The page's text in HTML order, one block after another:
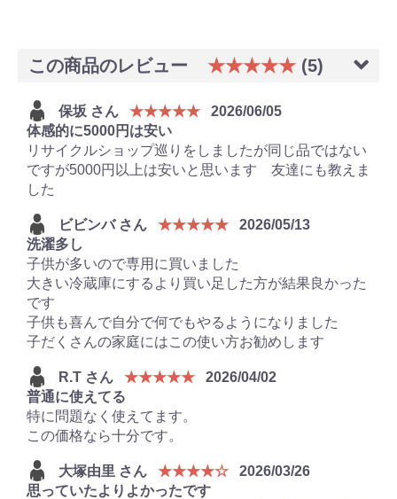
この商品のレビュー ★★★★★ (5)
保坂 さん ★★★★★
2026/06/05
体感的に5000円は安い
リサイクルショップ巡りをしましたが同じ品ではない
ですが5000円以上は安いと思います 友達にも教えま
した
ビビンバ さん ★★★★★
2026/05/13
洗濯多し
子供が多いので専用に買いました
大きい冷蔵庫にするより買い足した方が結果良かった
です
子供も喜んで自分で何でもやるようになりました
子だくさんの家庭にはこの使い方お勧めします
R.T さん ★★★★★
2026/04/02
普通に使えてる
特に問題なく使えてます。
この価格なら十分です。
大塚由里 さん ★★★★☆
2026/03/26
思っていたよりよかったです